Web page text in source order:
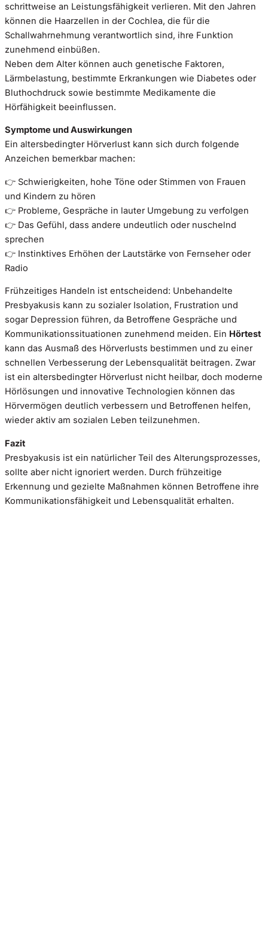
schrittweise an Leistungsfähigkeit verlieren. Mit den Jahren
können die Haarzellen in der Cochlea, die für die
Schallwahrnehmung verantwortlich sind, ihre Funktion
zunehmend einbüßen.
Neben dem Alter können auch genetische Faktoren,
Lärmbelastung, bestimmte Erkrankungen wie Diabetes oder
Bluthochdruck sowie bestimmte Medikamente die
Hörfähigkeit beeinflussen.
Symptome und Auswirkungen
Ein altersbedingter Hörverlust kann sich durch folgende
Anzeichen bemerkbar machen:
👉 Schwierigkeiten, hohe Töne oder Stimmen von Frauen
und Kindern zu hören
👉 Probleme, Gespräche in lauter Umgebung zu verfolgen
👉 Das Gefühl, dass andere undeutlich oder nuschelnd
sprechen
👉 Instinktives Erhöhen der Lautstärke von Fernseher oder
Radio
Frühzeitiges Handeln ist entscheidend: Unbehandelte
Presbyakusis kann zu sozialer Isolation, Frustration und
sogar Depression führen, da Betroffene Gespräche und
Kommunikationssituationen zunehmend meiden. Ein Hörtest
kann das Ausmaß des Hörverlusts bestimmen und zu einer
schnellen Verbesserung der Lebensqualität beitragen. Zwar
ist ein altersbedingter Hörverlust nicht heilbar, doch moderne
Hörlösungen und innovative Technologien können das
Hörvermögen deutlich verbessern und Betroffenen helfen,
wieder aktiv am sozialen Leben teilzunehmen.
Fazit
Presbyakusis ist ein natürlicher Teil des Alterungsprozesses,
sollte aber nicht ignoriert werden. Durch frühzeitige
Erkennung und gezielte Maßnahmen können Betroffene ihre
Kommunikationsfähigkeit und Lebensqualität erhalten.